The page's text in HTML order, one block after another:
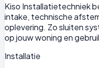
Kiso Installatietechniek
intake, technische
oplevering. Zo sluiten
op jouw woning en
Installatie